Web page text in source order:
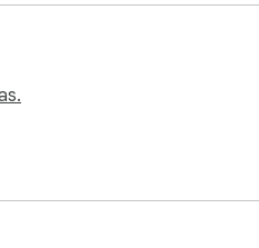
sensitive information,